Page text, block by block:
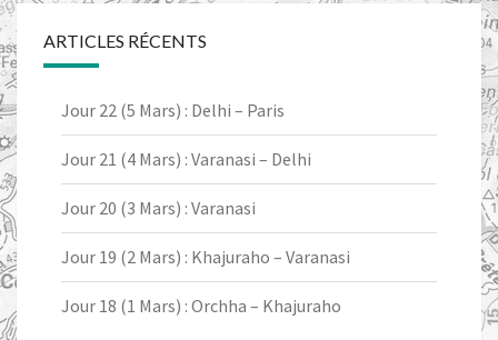
ARTICLES RÉCENTS
Jour 22 (5 Mars) : Delhi – Paris
Jour 21 (4 Mars) : Varanasi – Delhi
Jour 20 (3 Mars) : Varanasi
Jour 19 (2 Mars) : Khajuraho – Varanasi
Jour 18 (1 Mars) : Orchha – Khajuraho